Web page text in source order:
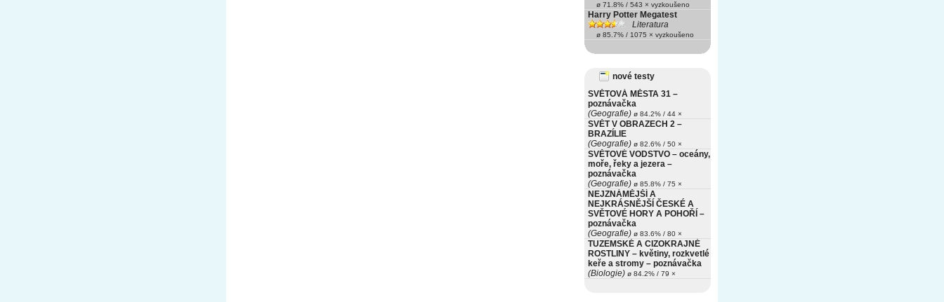
ø 71.8% / 543 × vyzkoušeno
Harry Potter Megatest
Literatura
ø 85.7% / 1075 × vyzkoušeno
nové testy
SVĚTOVÁ MĚSTA 31 –
poznávačka
(Geografie) ø 84.2% / 44 ×
SVĚT V OBRAZECH 2 –
BRAZÍLIE
(Geografie) ø 82.6% / 50 ×
SVĚTOVÉ VODSTVO – oceány,
moře, řeky a jezera –
poznávačka
(Geografie) ø 85.8% / 75 ×
NEJZNÁMĚJŠÍ A
NEJKRÁSNĚJŠÍ ČESKÉ A
SVĚTOVÉ HORY A POHOŘÍ –
poznávačka
(Geografie) ø 83.6% / 80 ×
TUZEMSKÉ A CIZOKRAJNÉ
ROSTLINY – květiny, rozkvetlé
keře a stromy – poznávačka
(Biologie) ø 84.2% / 79 ×